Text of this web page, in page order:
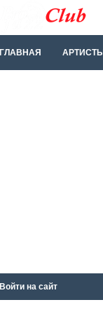
ГЛАВНАЯ АРТИСТЫ
Войти на сайт